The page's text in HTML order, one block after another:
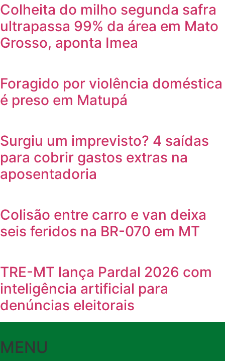
Colheita do milho segunda safra
ultrapassa 99% da área em Mato
Grosso, aponta Imea
Foragido por violência doméstica
é preso em Matupá
Surgiu um imprevisto? 4 saídas
para cobrir gastos extras na
aposentadoria
Colisão entre carro e van deixa
seis feridos na BR-070 em MT
TRE-MT lança Pardal 2026 com
inteligência artificial para
denúncias eleitorais
MENU